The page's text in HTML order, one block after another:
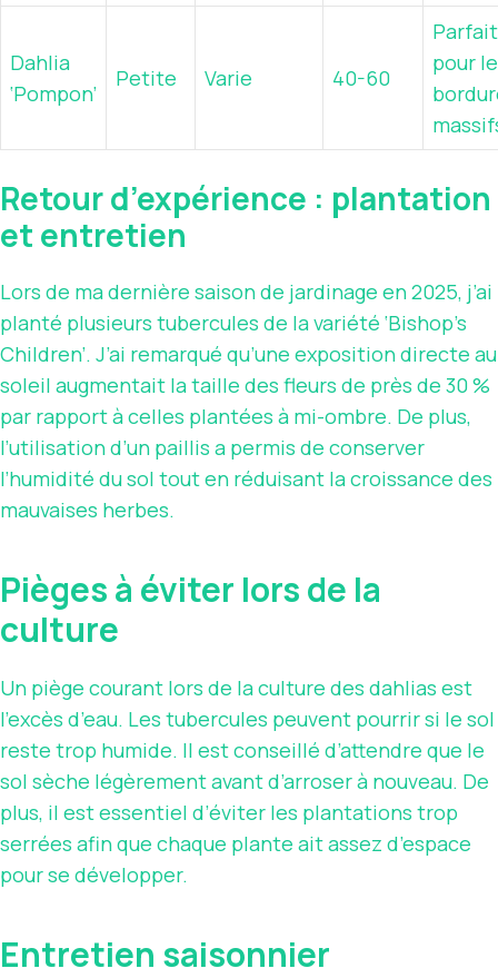
Dahlia
‘Pompon’
Petite Varie 40-60
Parfait
pour
Retour d’expérience : plantation
et entretien
Lors de ma dernière saison de jardinage en 2025, j’ai
planté plusieurs tubercules de la variété ‘Bishop’s
Children’. J’ai remarqué qu’une exposition directe au
soleil augmentait la taille des fleurs de près de 30 %
par rapport à celles plantées à mi-ombre. De plus,
l’utilisation d’un paillis a permis de conserver
l’humidité du sol tout en réduisant la croissance des
mauvaises herbes.
Pièges à éviter lors de la
culture
Un piège courant lors de la culture des dahlias est
l’excès d’eau. Les tubercules peuvent pourrir si le sol
reste trop humide. Il est conseillé d’attendre que le
sol sèche légèrement avant d’arroser à nouveau. De
plus, il est essentiel d’éviter les plantations trop
serrées afin que chaque plante ait assez d’espace
pour se développer.
Entretien saisonnier